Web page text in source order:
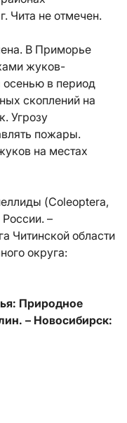
Чита не отмечен.
В Приморье
жуков-
осенью в период
скоплений на
Угрозу
пожары.
на местах
(Coleoptera,
–
Читинской области
округа:
Природное
– Новосибирск: